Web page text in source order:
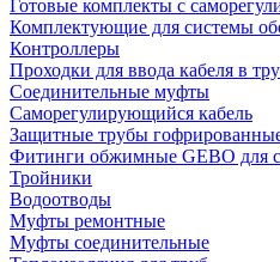
Готовые комплекты с
Комплектующие для системы
Контроллеры
Проходки для ввода кабеля в
Соединительные муфты
Саморегулирующийся кабель
Защитные трубы
Фитинги обжимные GEBO для
Тройники
Водоотводы
Муфты ремонтные
Муфты соединительные